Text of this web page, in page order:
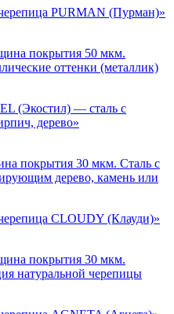
покрытия 50 мкм.
оттенки (металлик)
покрытия 30 мкм. Сталь с
дерево, камень или
покрытия 30 мкм.
натуральной черепицы